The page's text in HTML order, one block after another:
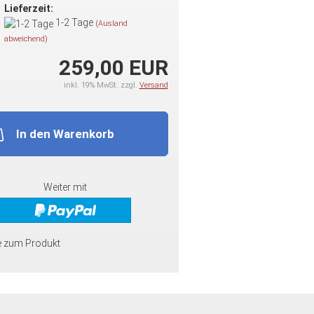
Lieferzeit:
1-2 Tage (Ausland
abweichend)
259,00 EUR
inkl. 19% MwSt. zzgl. Versand
In den Warenkorb
Weiter mit
zum Produkt